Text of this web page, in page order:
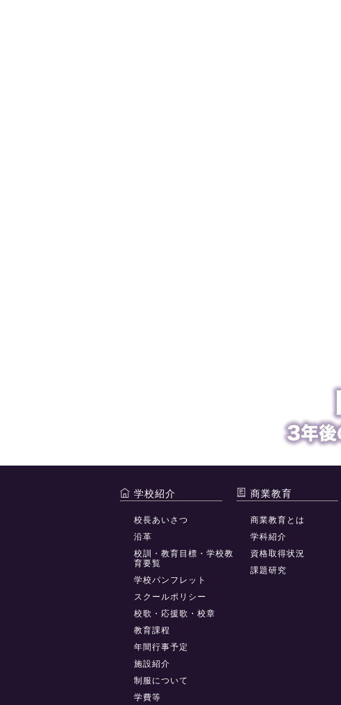
学校紹介
校長あいさつ
沿革
校訓・教育目標・学校教
育要覧
学校パンフレット
スクールポリシー
校歌・応援歌・校章
教育課程
年間行事予定
施設紹介
制服について
学費等
商業教育
商業教育とは
学科紹介
資格取得状況
課題研究